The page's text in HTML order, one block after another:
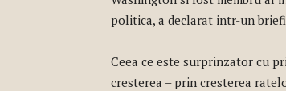
politica, a declarat intr-un
Ceea ce este surprinzator cu
cresterea – prin cresterea